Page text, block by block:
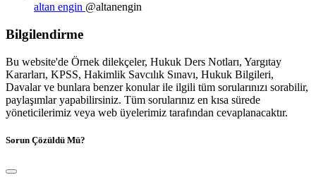
altan engin @altanengin
Bilgilendirme
Bu website'de Örnek dilekçeler, Hukuk Ders Notları, Yargıtay
Kararları, KPSS, Hakimlik Savcılık Sınavı, Hukuk Bilgileri,
Davalar ve bunlara benzer konular ile ilgili tüm sorularınızı sorabilir,
paylaşımlar yapabilirsiniz. Tüm sorularınız en kısa sürede
yöneticilerimiz veya web üyelerimiz tarafından cevaplanacaktır.
Sorun Çözüldü Mü?